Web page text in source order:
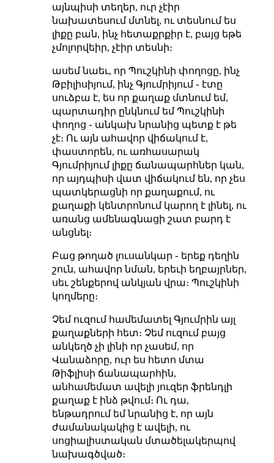
այնպիսի տեղեր, ուր չէիր
նախատեսում մտնել, ու տեսնում ես
լիքը բան, ինչ հետաքրքիր է, բայց եթե
չմոլորվեիր, չէիր տեսնի։
ասեմ նաեւ, որ Պուշկինի փողոցը, ինչ
Թբիլիսիյում, ինչ Գյումրիյում ֊ էտը
սուձբա է, ես որ քաղաք մտնում եմ,
պարտադիր ընկնում եմ Պուշկինի
փողոց ֊ անկախ նրանից պետք է թե
չէ։ Ու այն ահավոր վիճակում է,
փաստորեն, ու առհասարակ
Գյումրիյում լիքը ճանապարհներ կան,
որ այդպիսի վատ վիճակում են, որ չես
պատկերացնի որ քաղաքում, ու
քաղաքի կենտրոնում կարող է լինել, ու
առանց ամենագնացի շատ բարդ է
անցնել։
Բաց թողած լուսանկար ֊ երեք դեղին
շուն, ահավոր նման, երեւի եղբայրներ,
սեւ շենքերով անկյան վրա։ Պուշկինի
կողմերը։
Չեմ ուզում համեմատել Գյումրին այլ
քաղաքների հետ։ Չեմ ուզում բայց
անկեղծ չի լինի որ չասեմ, որ
Վանաձորը, ուր ես հետո մտա
Թիֆլիսի ճանապարհին,
անհամեմատ ավելի յուզեր ֆրենդլի
քաղաք է ինձ թվում։ Ու դա,
ենթադրում եմ նրանից է, որ այն
ժամանակակից է ավելի, ու
սոցիալիստական մտածելակերպով
նախագծված։